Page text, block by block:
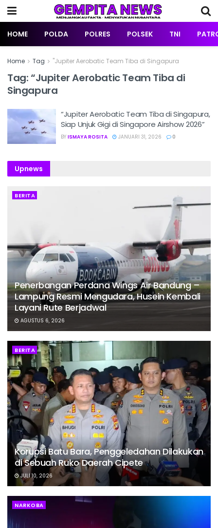
HOME POLDA POLRES POLSEK TNI
Home Tag "Jupiter Aerobatic Team Tiba di Singapura
Tag:“Jupiter Aerobatic Team Tiba di
Singapura
“Jupiter Aerobatic Team Tiba di Singapura,
Siap Unjuk Gigi di Singapore Airshow 2026”
BY ISMAYA ROSITA JANUARI 31, 2026 0
Upnews
BERITA
Penerbangan Perdana Wings Air Bandung –
Lampung Resmi Mengudara, Husein Kembali
Layani Rute Berjadwal
AGUSTUS 6, 2026
BERITA
Korupsi Batu Bara, Penggeledahan Dilakukan
di Sebuah Ruko Daerah Cipete
JULI 10, 2026
NARKOBA